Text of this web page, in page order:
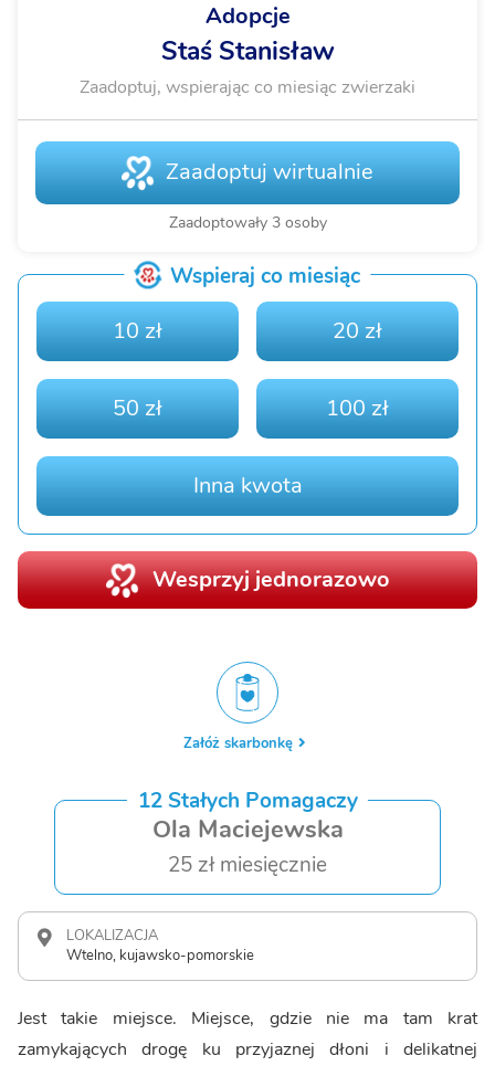
Adopcje
Staś Stanisław
Zaadoptuj, wspierając co miesiąc zwierzaki
Zaadoptuj wirtualnie
Zaadoptowały 3 osoby
Wspieraj co miesiąc
10 zł 20 zł
50 zł 100 zł
Inna kwota
Wesprzyj jednorazowo
Załóż skarbonkę
12 Stałych Pomagaczy
Ola Maciejewska
25 zł miesięcznie
LOKALIZACJA
Wtelno, kujawsko-pomorskie
Jest takie miejsce. Miejsce, gdzie nie ma tam krat
zamykających drogę ku przyjaznej dłoni i delikatnej